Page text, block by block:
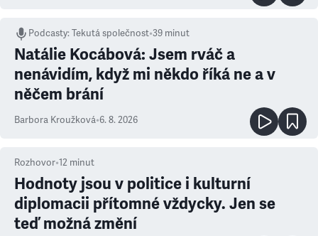
Podcasty:Tekutá společnost•39 minut
Natálie Kocábová: Jsem rváč a
nenávidím, když mi někdo říká ne a v
něčem brání
Barbora Kroužková•6. 8. 2026
Rozhovor•12 minut
Hodnoty jsou v politice i kulturní
diplomacii přítomné vždycky. Jen se
teď možná změní